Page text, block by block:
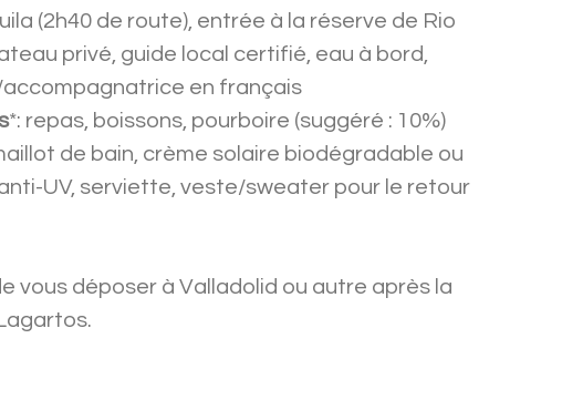
(2h40 de route), entrée à la réserve de Rio
privé, guide local certifié, eau à bord,
en français
*: repas, boissons, pourboire (suggéré : 10%)
de bain, crème solaire biodégradable ou
UV, serviette, veste/sweater pour le retour
vous déposer à Valladolid ou autre après la